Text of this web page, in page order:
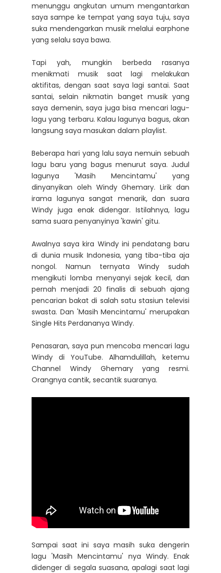
menunggu angkutan umum mengantarkan
saya sampe ke tempat yang saya tuju, saya
suka mendengarkan musik melalui earphone
yang selalu saya bawa.
Tapi yah, mungkin berbeda rasanya
menikmati musik saat lagi melakukan
aktifitas, dengan saat saya lagi santai. Saat
santai, selain nikmatin banget musik yang
saya demenin, saya juga bisa mencari lagu-
lagu yang terbaru. Kalau lagunya bagus, akan
langsung saya masukan dalam playlist.
Beberapa hari yang lalu saya nemuin sebuah
lagu baru yang bagus menurut saya. Judul
lagunya 'Masih Mencintamu' yang
dinyanyikan oleh Windy Ghemary. Lirik dan
irama lagunya sangat menarik, dan suara
Windy juga enak didengar. Istilahnya, lagu
sama suara penyanyinya 'kawin' gitu.
Awalnya saya kira Windy ini pendatang baru
di dunia musik Indonesia, yang tiba-tiba aja
nongol. Namun ternyata Windy sudah
mengikuti lomba menyanyi sejak kecil, dan
pernah menjadi 20 finalis di sebuah ajang
pencarian bakat di salah satu stasiun televisi
swasta. Dan 'Masih Mencintamu' merupakan
Single Hits Perdananya Windy.
Penasaran, saya pun mencoba mencari lagu
Windy di YouTube. Alhamdulillah, ketemu
Channel Windy Ghemary yang resmi.
Orangnya cantik, secantik suaranya.
Sampai saat ini saya masih suka dengerin
lagu 'Masih Mencintamu' nya Windy. Enak
didenger di segala suasana, apalagi saat lagi